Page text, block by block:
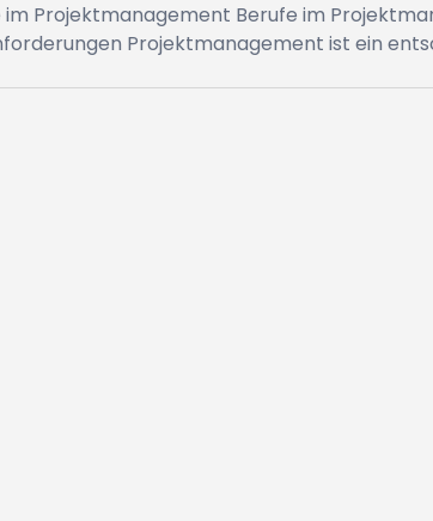
im Projektmanagement Berufe im
Projektmanagement ist ein